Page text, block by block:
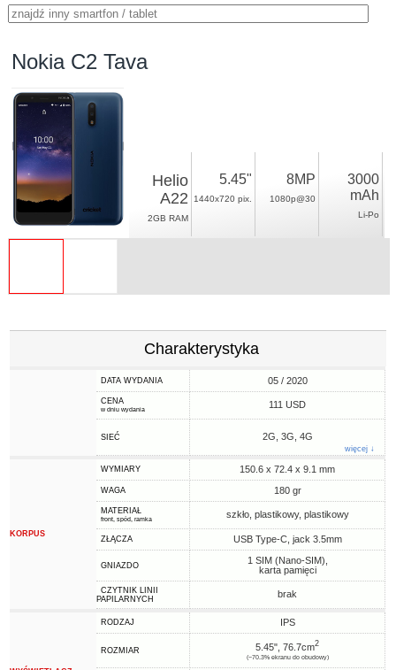
Nokia C2 Tava
Helio
A22
2GB RAM
5.45"
1440x720 pix.
8MP
1080p@30
3000
mAh
Li-Po
Charakterystyka
DATA WYDANIA 05 / 2020
CENA
w dniu wydania 111 USD
SIEĆ 2G, 3G, 4G
więcej ↓
KORPUS
WYMIARY 150.6 x 72.4 x 9.1 mm
WAGA 180 gr
MATERIAŁ
front, spód, ramka szkło, plastikowy, plastikowy
ZŁĄCZA USB Type-C, jack 3.5mm
GNIAZDO
1 SIM (Nano-SIM),
karta pamięci
CZYTNIK LINII
PAPILARNYCH
brak
RODZAJ IPS
ROZMIAR 5.45", 76.7cm2
(~70.3% ekranu do obudowy)